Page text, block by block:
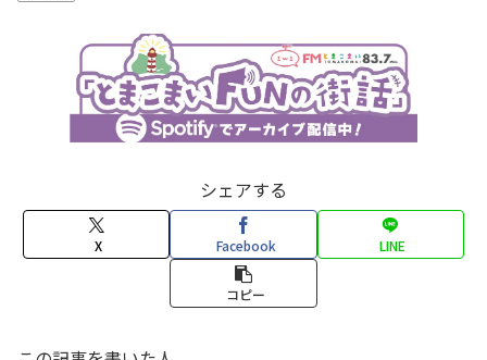
シェアする
X Facebook LINE
コピー